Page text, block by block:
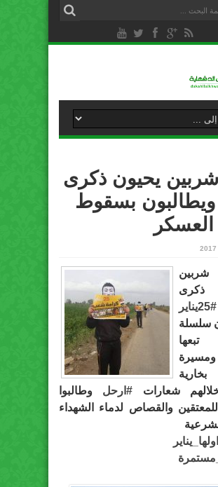
شربين يحيون ذكرى
ويطالبون بسقوط
ذكرى
#25يناير
سلسلة
شعارات #ارحل وطالبوا
للمعتقين والقصاص لدماء الشهداء